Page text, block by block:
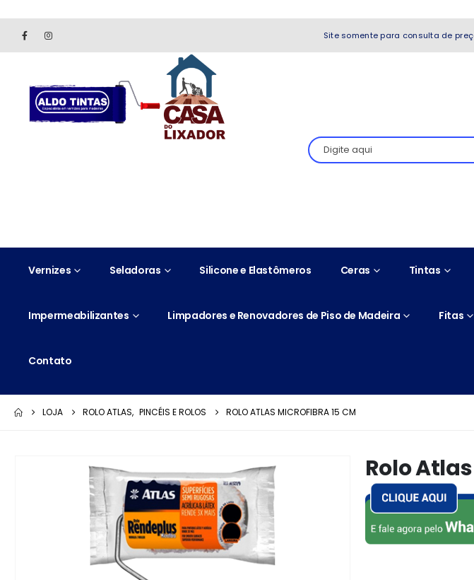
Site somente para consulta de
Vernizes Seladoras Silicone e Elastômeros Ceras Tintas
Impermeabilizantes Limpadores e Renovadores de Piso de Madeira Fitas
Contato
LOJA ROLO ATLAS, PINCÉIS E ROLOS ROLO ATLAS MICROFIBRA 15 CM
Rolo